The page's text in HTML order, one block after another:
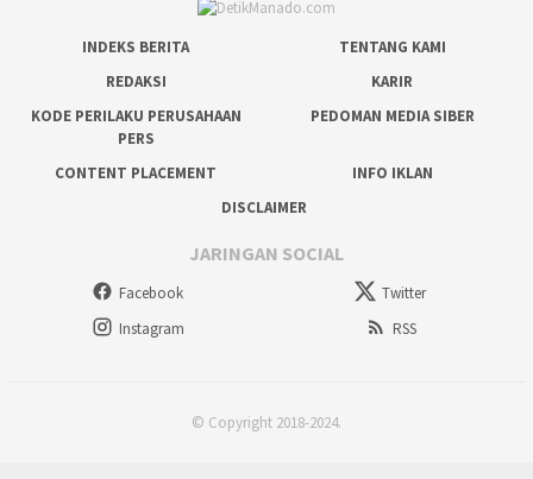
INDEKS BERITA
TENTANG KAMI
REDAKSI
KARIR
KODE PERILAKU PERUSAHAAN
PERS
PEDOMAN MEDIA SIBER
CONTENT PLACEMENT
INFO IKLAN
DISCLAIMER
JARINGAN SOCIAL
Facebook
Twitter
Instagram
RSS
© Copyright 2018-2024.